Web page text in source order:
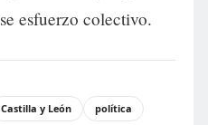
esfuerzo colectivo.
Castilla y León
política